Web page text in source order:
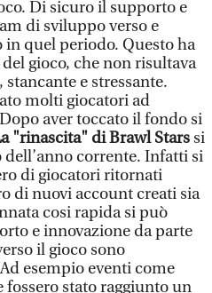
Di sicuro il supporto e
di sviluppo verso e
in quel periodo. Questo ha
gioco, che non risultava
e stressante.
molti giocatori ad
aver toccato il fondo si
"rinascita" di Brawl Starssi
corrente. Infatti si
di giocatori ritornati
di nuovi account creati sia
cosi rapida si può
e innovazione da parte
il gioco sono
esempio eventi come
fossero stato raggiunto un